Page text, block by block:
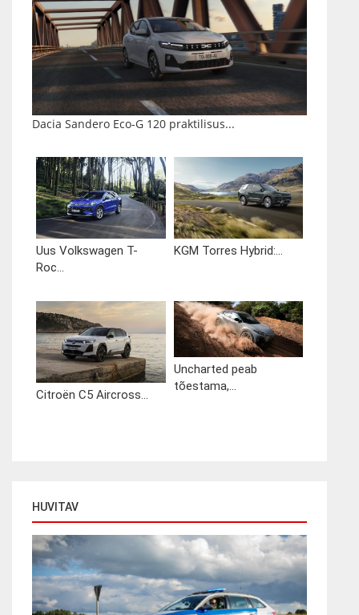
Dacia Sandero Eco-G 120 praktilisus...
Uus Volkswagen T-
Roc...
KGM Torres Hybrid:...
Citroën C5 Aircross...
Uncharted peab
tõestama,...
HUVITAV